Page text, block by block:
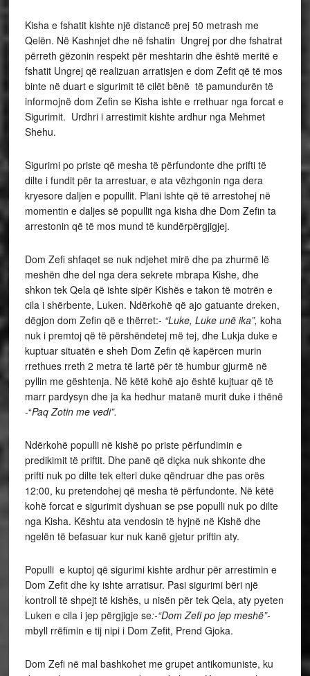
Kisha e fshatit kishte një distancë prej 50 metrash me
Qelën. Në Kashnjet dhe në fshatin Ungrej por dhe fshatrat
përreth gëzonin respekt për meshtarin dhe është meritë e
fshatit Ungrej që realizuan arratisjen e dom Zefit që të mos
binte në duart e sigurimit të cilët bënë të pamundurën të
informojnë dom Zefin se Kisha ishte e rrethuar nga forcat e
Sigurimit. Urdhri i arrestimit kishte ardhur nga Mehmet
Shehu.
Sigurimi po priste që mesha të përfundonte dhe prifti të
dilte i fundit për ta arrestuar, e ata vëzhgonin nga dera
kryesore daljen e popullit. Plani ishte që të arrestohej në
momentin e daljes së popullit nga kisha dhe Dom Zefin ta
arrestonin që të mos mund të kundërpërgjigjej.
Dom Zefi shfaqet se nuk ndjehet mirë dhe pa zhurmë lë
meshën dhe del nga dera sekrete mbrapa Kishe, dhe
shkon tek Qela që ishte sipër Kishës e takon të motrën e
cila i shërbente, Luken. Ndërkohë që ajo gatuante dreken,
dëgjon dom Zefin që e thërret:- “Luke, Luke unë ika”, koha
nuk i premtoj që të përshëndetej më tej, dhe Lukja duke e
kuptuar situatën e sheh Dom Zefin që kapërcen murin
rrethues rreth 2 metra të lartë për të humbur gjurmë në
pyllin me gështenja. Në këtë kohë ajo është kujtuar që të
marr pardysyn dhe ja ka hedhur matanë murit duke i thënë
-“Paq Zotin me vedi”.
Ndërkohë populli në kishë po priste përfundimin e
predikimit të priftit. Dhe panë që diçka nuk shkonte dhe
prifti nuk po dilte tek elteri duke qëndruar dhe pas orës
12:00, ku pretendohej që mesha të përfundonte. Në këtë
kohë forcat e sigurimit dyshuan se pse populli nuk po dilte
nga Kisha. Kështu ata vendosin të hyjnë në Kishë dhe
ngelën të befasuar kur nuk kanë gjetur priftin aty.
Populli e kuptoj që sigurimi kishte ardhur për arrestimin e
Dom Zefit dhe ky ishte arratisur. Pasi sigurimi bëri një
kontroll të shpejt të kishës, u nisën për tek Qela, aty pyeten
Luken e cila i jep përgjigje se:-“Dom Zefi po jep meshë”-
mbyll rrëfimin e tij nipi i Dom Zefit, Prend Gjoka.
Dom Zefi në mal bashkohet me grupet antikomuniste, ku